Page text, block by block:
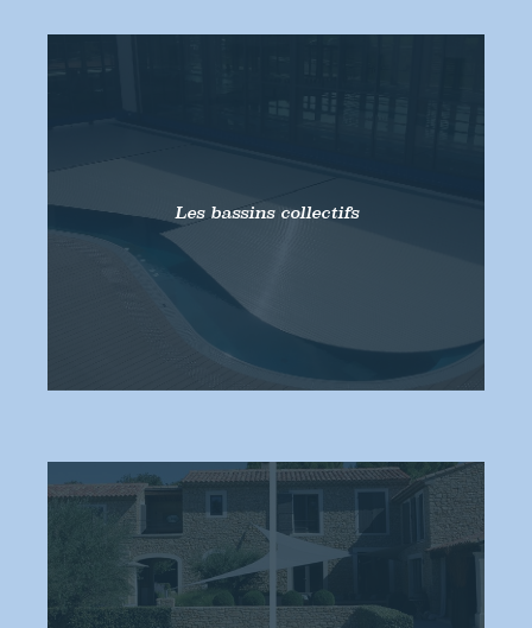
Les bassins collectifs